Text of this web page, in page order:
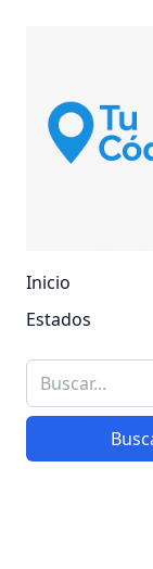
Inicio
Estados